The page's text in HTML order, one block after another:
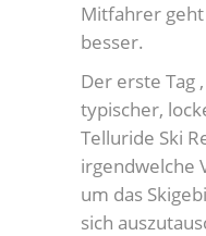
Mitfahrer
besser.
Der erste Tag
typischer,
Telluride Ski
irgendwelche
um das
sich